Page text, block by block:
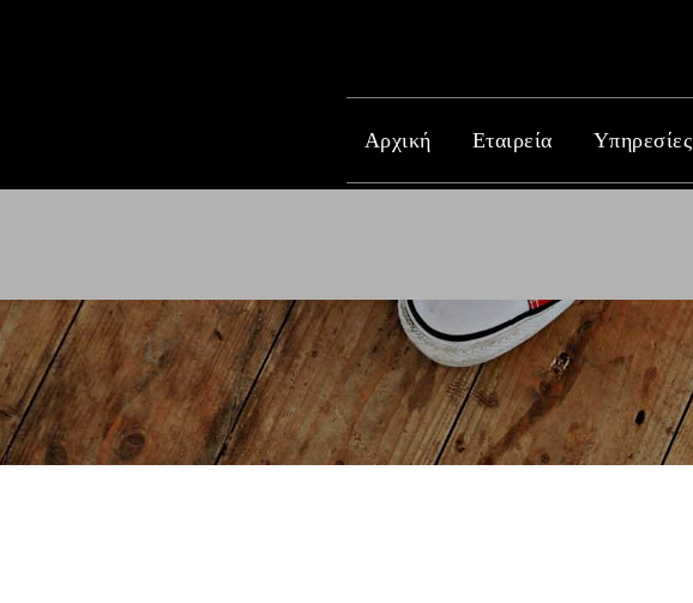
Αρχική Εταιρεία Υπηρεσίες